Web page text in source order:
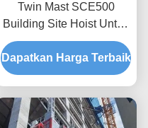
Twin Mast SCE500
Building Site Hoist Untuk
30 Penumpang Heavy
Duty Lifter/Dual Mast
Heavy Duty Hoist dengan
Dapatkan Harga Terbaik